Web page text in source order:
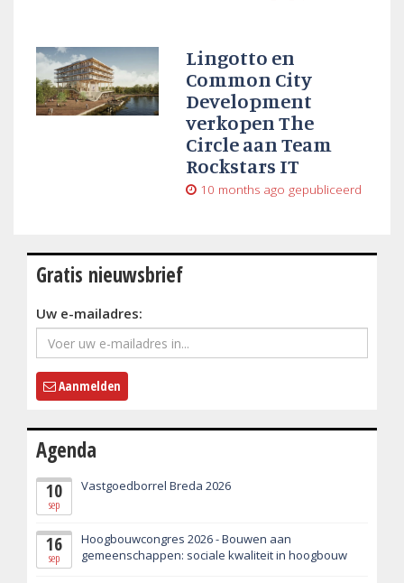
Lingotto en
Common City
Development
verkopen The
Circle aan Team
Rockstars IT
10 months ago gepubliceerd
Gratis nieuwsbrief
Uw e-mailadres:
Aanmelden
Agenda
10
sep
Vastgoedborrel Breda 2026
16
sep
Hoogbouwcongres 2026 - Bouwen aan
gemeenschappen: sociale kwaliteit in hoogbouw